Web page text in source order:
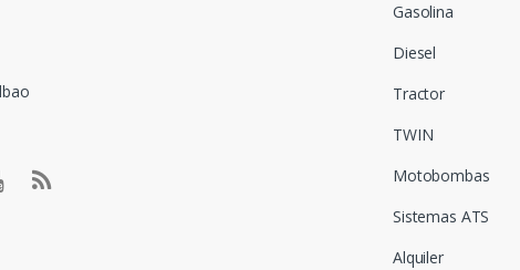
Gasolina
Diesel
Tractor
TWIN
Motobombas
Sistemas ATS
Alquiler